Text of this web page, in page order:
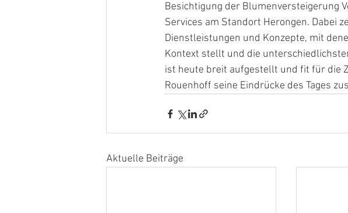
Besichtigung der Blumenversteigerung
Services am Standort Herongen. Dabei
Dienstleistungen und Konzepte, mit
Kontext stellt und die
ist heute breit aufgestellt und fit für die
Rouenhoff seine Eindrücke des Tages
Aktuelle Beiträge